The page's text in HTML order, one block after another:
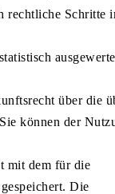
rechtliche Schritte
über die
können der
mit dem für die
Die